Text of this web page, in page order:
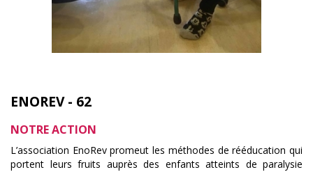
ENOREV - 62
NOTRE ACTION
L’association EnoRev promeut les méthodes de rééducation qui
portent leurs fruits auprès des enfants atteints de paralysie